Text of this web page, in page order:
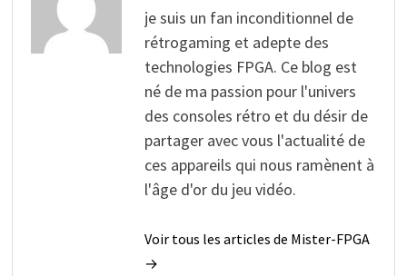
je suis un fan inconditionnel de
rétrogaming et adepte des
technologies FPGA. Ce blog est
né de ma passion pour l'univers
des consoles rétro et du désir de
partager avec vous l'actualité de
ces appareils qui nous ramènent à
l'âge d'or du jeu vidéo.
Voir tous les articles de Mister-FPGA
→